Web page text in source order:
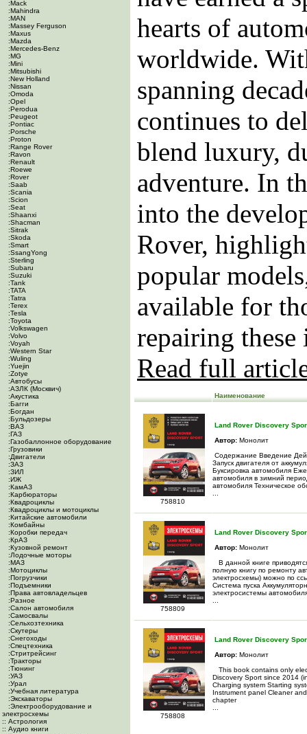
:Mack
:Mahindra
:MAN
:Massey Ferguson
:Maxus
:Mazda
:Mercedes-Benz
:MG
:Mini
:Mitsubishi
:New Holland
:Nissan
:Omoda
:Opel
:Perodua
:Peugeot
:Pontiac
:Porsche
:Proton
:Range Rover
:Ravon
:Renault
:Roewe
:Rover
:Saab
:Scania
:Scion
:Seat
:Shaanxi
:Shacman
:Sitrak
:Skoda
:Smart
:SsangYong
:Sterling
:Subaru
:Suzuki
:Tank
:TATA
:Tatra
:Terex
:Tesla
:Toyota
:Volkswagen
:Volvo
:Voyah
:Western Star
:Wuling
:Yuejin
:Zotye
:Автобусы
:АЗЛК (Москвич)
:Акустика
:Багги
:Богдан
:Бульдозеры
:ВАЗ
:ГАЗ
:Газобаллонное оборудование
:Грузовики
:Двигатели
:ЗАЗ
:ЗИЛ
:ИЖ
:КамАЗ
:Карбюраторы
:Квадроциклы
:Квадроциклы и мотоциклы
:Китайские автомобили
:Комбайны
:Коробки передач
:КрАЗ
:Кузовной ремонт
:Лодочные моторы
:МАЗ
:Мотоциклы
:Погрузчики
:Подъемники
:Права автовладельцев
:Разное
:Салон автомобиля
:Самосвалы
:Сельхозтехника
:Скутеры
:Снегоходы
:Спецтехника
:Стритрейсинг
:Тракторы
:Тюнинг
:УАЗ
:Урал
:Учебная литература
:Экскаваторы
:Электрооборудование и
электросхемы
:: Астрология
:: Аудио книги
hearts of
worldwide.
spanning
continues to
blend luxury,
adventure. In
into the
Rover,
popular
available for
repairing
Read full
Наименование
758810
Land Rover Discovery
Автор: Монолит
Содержание Введение
Запуск двигателя от
Буксировка автомобиля
автомобиля в зимний
автомобиля Техническое
758809
Land Rover Discovery
Автор: Монолит
В данной книге
полную книгу по ремонту
электросхемы) можно по
Система пуска
электросистемы
758808
Land Rover Discovery
Автор: Монолит
This book contains only
Discovery Sport since 2014
Charging system Starting
Instrument panel Cleaner
chapter